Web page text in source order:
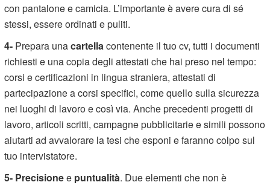
con pantalone e camicia. L’importante è avere cura di sé
stessi, essere ordinati e puliti.
4- Prepara unacartella contenente il tuo cv, tutti i documenti
richiesti e una copia degli attestati che hai preso nel tempo:
corsi e certificazioni in lingua straniera, attestati di
partecipazione a corsi specifici, come quello sulla sicurezza
nei luoghi di lavoro e così via. Anche precedenti progetti di
lavoro, articoli scritti, campagne pubblicitarie e simili possono
aiutarti ad avvalorare la tesi che esponi e faranno colpo sul
tuo intervistatore.
5- Precisionee puntualità. Due elementi che non è